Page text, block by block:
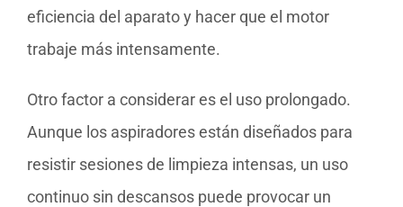
eficiencia del aparato y hacer que el motor
trabaje más intensamente.
Otro factor a considerar es el uso prolongado.
Aunque los aspiradores están diseñados para
resistir sesiones de limpieza intensas, un uso
continuo sin descansos puede provocar un